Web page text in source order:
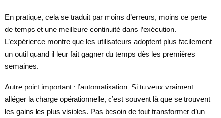
En pratique, cela se traduit par moins d’erreurs, moins de perte
de temps et une meilleure continuité dans l’exécution.
L’expérience montre que les utilisateurs adoptent plus facilement
un outil quand il leur fait gagner du temps dès les premières
semaines.
Autre point important : l’automatisation. Si tu veux vraiment
alléger la charge opérationnelle, c’est souvent là que se trouvent
les gains les plus visibles. Pas besoin de tout transformer d’un